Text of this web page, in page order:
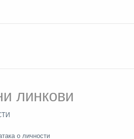
линкови
о личности